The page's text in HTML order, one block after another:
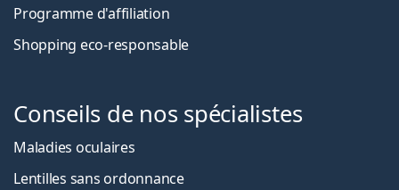
Programme d'affiliation
Shopping eco-responsable
Conseils de nos spécialistes
Maladies oculaires
Lentilles sans ordonnance